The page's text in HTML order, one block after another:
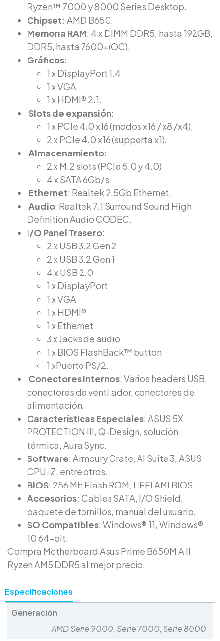
Ryzen™ 7000 y 8000 Series Desktop.
Chipset: AMD B650.
Memoria RAM: 4 x DIMM DDR5, hasta 192GB,
DDR5, hasta 7600+(OC).
Gráficos:
1 x DisplayPort 1.4
1 x VGA
1 x HDMI® 2.1.
Slots de expansión:
1 x PCIe 4.0 x16 (modos x16 / x8 /x4),
2 x PCIe 4.0 x16 (supporta x1).
Almacenamiento:
2 x M.2 slots (PCIe 5.0 y 4.0)
4 x SATA 6Gb/s.
Ethernet: Realtek 2.5Gb Ethernet.
Audio: Realtek 7.1 Surround Sound High
Definition Audio CODEC.
I/O Panel Trasero:
2 x USB 3.2 Gen 2
2 x USB 3.2 Gen 1
4 x USB 2.0
1 x DisplayPort
1 x VGA
1 x HDMI®
1 x Ethernet
3 x Jacks de audio
1 x BIOS FlashBack™ button
1 xPuerto PS/2.
Conectores Internos: Varios headers USB,
conectores de ventilador, conectores de
alimentación.
Características Especiales: ASUS 5X
PROTECTION III, Q-Design, solución
térmica, Aura Sync.
Software: Armoury Crate, AI Suite 3, ASUS
CPU-Z, entre otros.
BIOS: 256 Mb Flash ROM, UEFI AMI BIOS.
Accesorios: Cables SATA, I/O Shield,
paquete de tornillos, manual del usuario.
SO Compatibles: Windows® 11, Windows®
10 64-bit.
Compra Motherboard Asus Prime B650M A II
Ryzen AM5 DDR5 al mejor precio.
Especificaciones
Generación
AMD Serie 9000, Serie 7000, Serie 8000